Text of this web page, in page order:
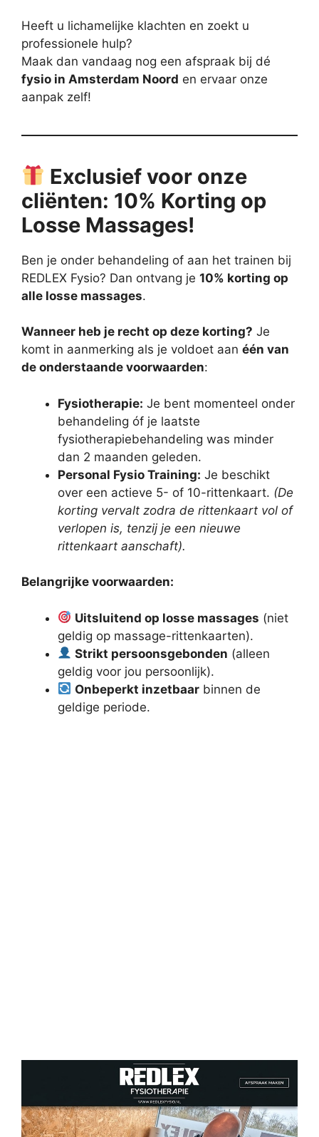
Heeft u lichamelijke klachten en zoekt u
professionele hulp?
Maak dan vandaag nog een afspraak bij dé
fysio in Amsterdam Noord en ervaar onze
aanpak zelf!
Exclusief voor onze
cliënten: 10% Korting op
Losse Massages!
Ben je onder behandeling of aan het trainen bij
REDLEX Fysio? Dan ontvang je 10% korting op
alle losse massages.
Wanneer heb je recht op deze korting? Je
komt in aanmerking als je voldoet aan één van
de onderstaande voorwaarden:
Fysiotherapie: Je bent momenteel onder
behandeling óf je laatste
fysiotherapiebehandeling was minder
dan 2 maanden geleden.
Personal Fysio Training: Je beschikt
over een actieve 5- of 10-rittenkaart. (De
korting vervalt zodra de rittenkaart vol of
verlopen is, tenzij je een nieuwe
rittenkaart aanschaft).
Belangrijke voorwaarden:
Uitsluitend op losse massages (niet
geldig op massage-rittenkaarten).
Strikt persoonsgebonden (alleen
geldig voor jou persoonlijk).
Onbeperkt inzetbaar binnen de
geldige periode.